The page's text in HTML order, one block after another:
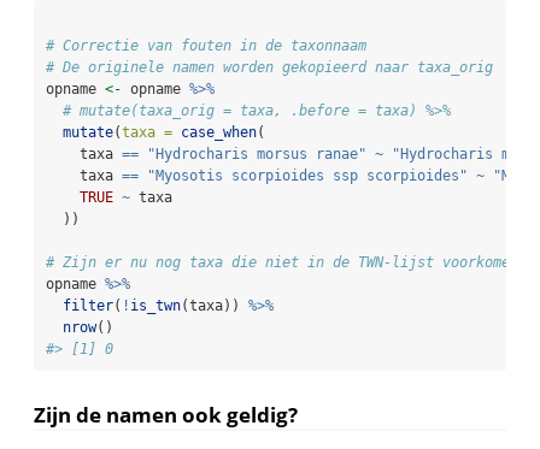
# Correctie van fouten in de taxonnaam
# De originele namen worden gekopieerd naar taxa_orig
opname <- opname %>%
# mutate(taxa_orig = taxa, .before = taxa) %>%
mutate(taxa = case_when(
    taxa
== "Hydrocharis morsus ranae" ~
"Hydrocharis
    taxa
== "Myosotis scorpioides ssp scorpioides" ~
TRUE ~ taxa
  ))
# Zijn er nu nog taxa die niet in de TWN-lijst voorkomen?
opname %>%
filter( ! is_twn(taxa)) %>%
nrow()
#> [1] 0
Zijn de namen ook geldig?